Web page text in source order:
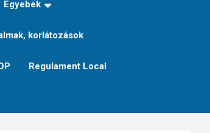
Egyebek
korlátozások
Regulament Local